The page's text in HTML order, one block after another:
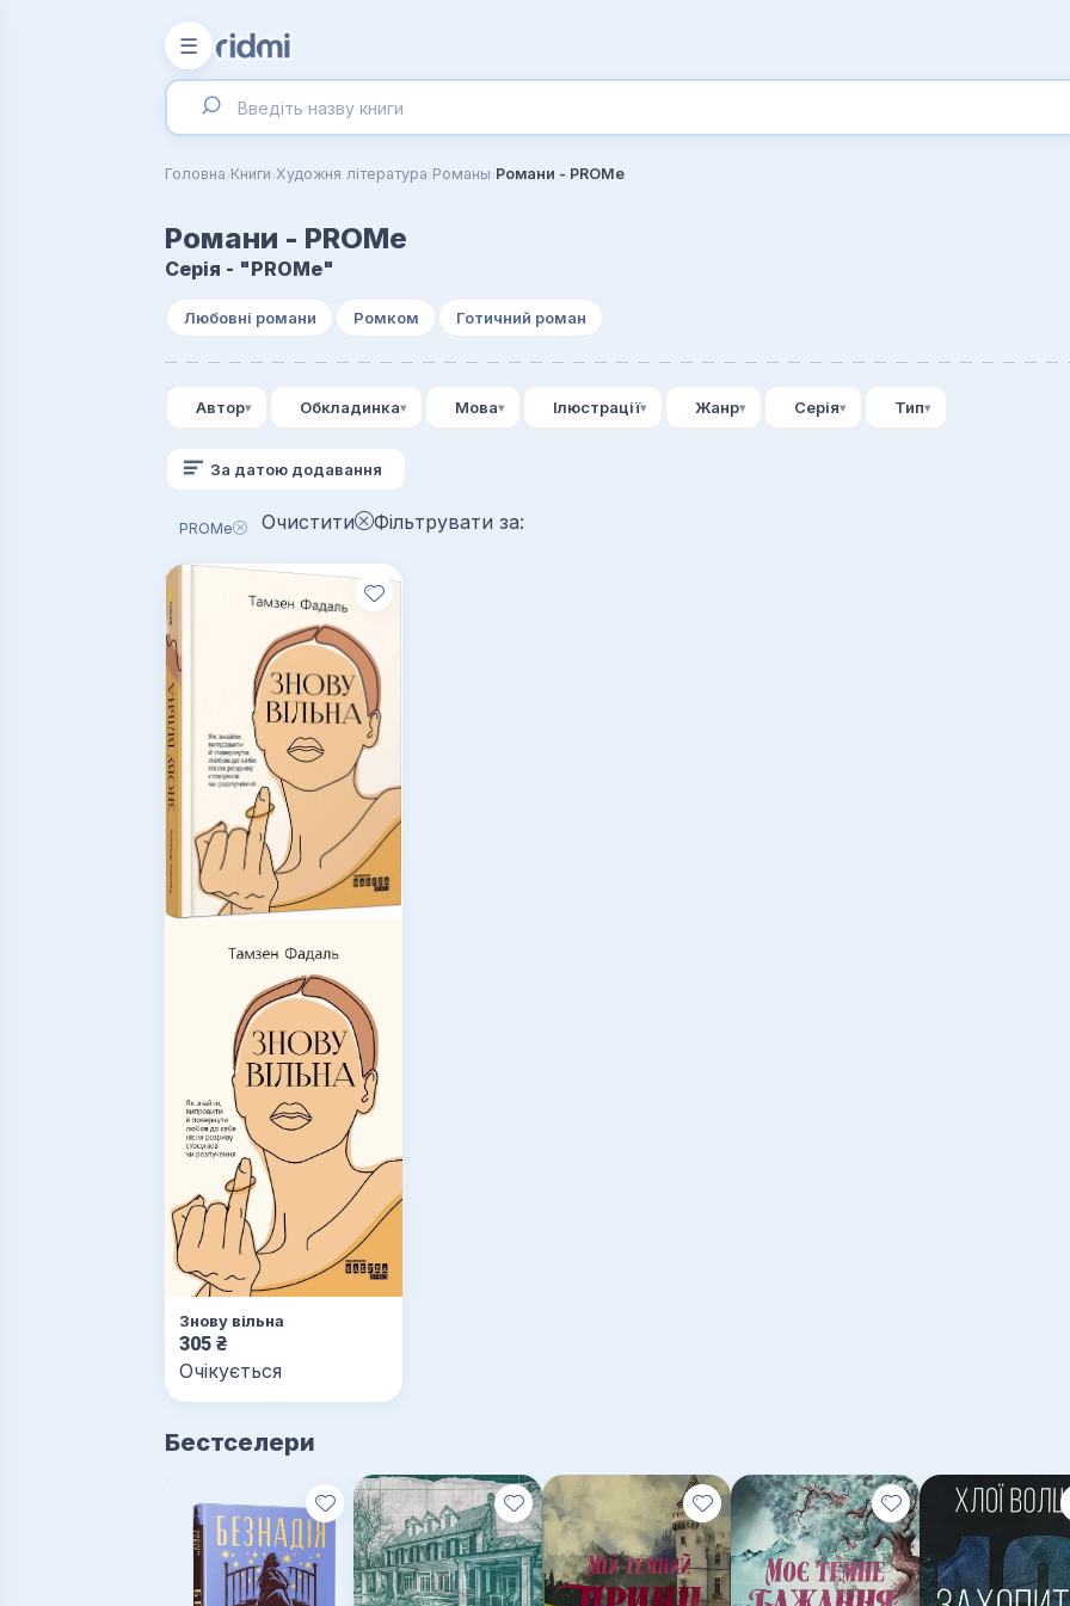
☰
Головна›Книги›Художня література›Романы›Романи - PROMe
Романи - PROMe
Серія - "PROMe"
Любовні романи Ромком Готичний роман
Автор Обкладинка Мова Ілюстрації Жанр Серія Тип
За датою додавання
PROMe Очистити Фільтрувати за:
Знову вільна
305 ₴
Очікується
Бестселери